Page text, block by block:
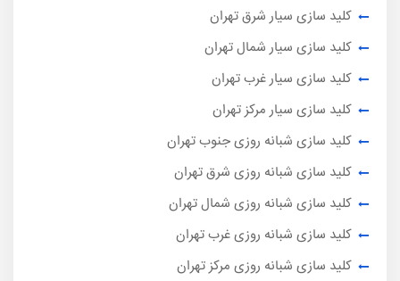
کلید سازی سیار شرق تهران
کلید سازی سیار شمال تهران
کلید سازی سیار غرب تهران
کلید سازی سیار مرکز تهران
کلید سازی شبانه روزی جنوب تهران
کلید سازی شبانه روزی شرق تهران
کلید سازی شبانه روزی شمال تهران
کلید سازی شبانه روزی غرب تهران
کلید سازی شبانه روزی مرکز تهران